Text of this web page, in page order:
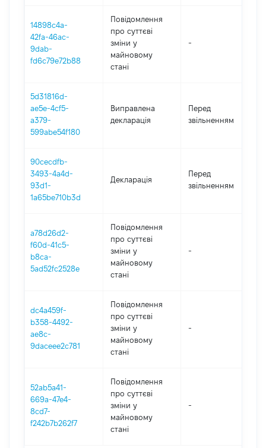
14898c4a-
42fa-46ac-
9dab-
fd6c79e72b88
Повідомлення
про суттєві
зміни y
майновому
стані
-
5d31816d-
ae5e-4cf5-
a379-
599abe54f180
Виправлена
декларація
Перед
звільненням
90cecdfb-
3493-4a4d-
93d1-
1a65be710b3d
Декларація
Перед
звільненням
a78d26d2-
f60d-41c5-
b8ca-
5ad52fc2528e
Повідомлення
про суттєві
зміни y
майновому
стані
-
dc4a459f-
b358-4492-
ae8c-
9daceee2c781
Повідомлення
про суттєві
зміни y
майновому
стані
-
52ab5a41-
669a-47e4-
8cd7-
f242b7b262f7
Повідомлення
про суттєві
зміни y
майновому
стані
-